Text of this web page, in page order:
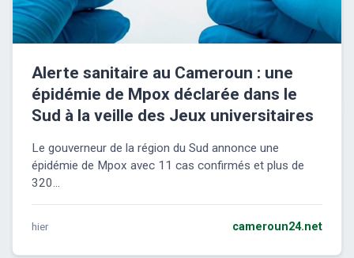
Alerte sanitaire au Cameroun : une
épidémie de Mpox déclarée dans le
Sud à la veille des Jeux universitaires
Le gouverneur de la région du Sud annonce une
épidémie de Mpox avec 11 cas confirmés et plus de
320...
hier cameroun24.net